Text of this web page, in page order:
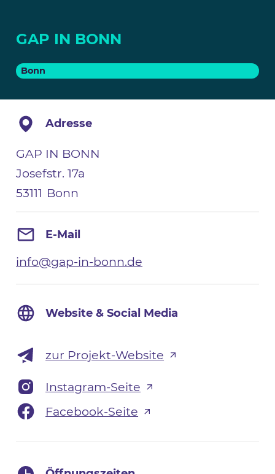
GAP IN BONN
Bonn
Adresse
GAP IN BONN
Josefstr. 17a
53111 Bonn
E-Mail
info@gap-in-bonn.de
Website & Social Media
zur Projekt-Website
Instagram-Seite
Facebook-Seite